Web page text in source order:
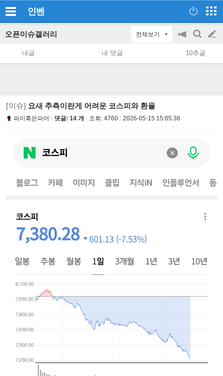
인벤
오픈이슈갤러리 전체보기
공
지
on/off
검
색
글
쓰
내글 내 댓글 10추글
[이슈] 요새 추측이란게 어려운 코스피와 환율
파이혹은파어 댓글: 14 개 조회: 4760 2026-05-15 15:05:38